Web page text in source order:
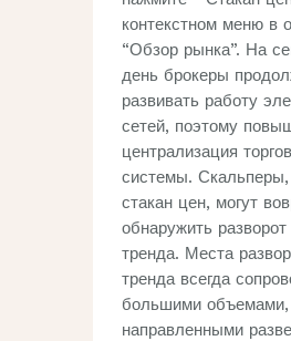
контекстном меню в
“Обзор рынка”. На
день брокеры
развивать работу
сетей, поэтому
централизация
системы.
стакан цен, могут
обнаружить
тренда. Места
тренда всегда
большими объемами,
направленными